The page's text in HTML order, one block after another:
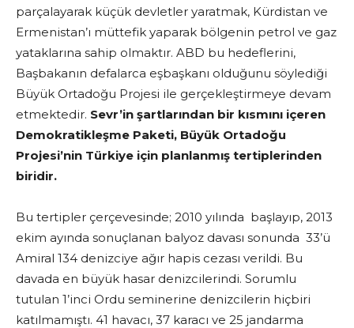
parçalayarak küçük devletler yaratmak, Kürdistan ve
Ermenistan’ı müttefik yaparak bölgenin petrol ve gaz
yataklarına sahip olmaktır. ABD bu hedeflerini,
Başbakanın defalarca eşbaşkanı olduğunu söylediği
Büyük Ortadoğu Projesi ile gerçekleştirmeye devam
etmektedir. Sevr’in şartlarından bir kısmını içeren
Demokratikleşme Paketi, Büyük Ortadoğu
Projesi’nin Türkiye için planlanmış tertiplerinden
biridir.
Bu tertipler çerçevesinde; 2010 yılında başlayıp, 2013
ekim ayında sonuçlanan balyoz davası sonunda 33’ü
Amiral 134 denizciye ağır hapis cezası verildi. Bu
davada en büyük hasar denizcilerindi. Sorumlu
tutulan 1’inci Ordu seminerine denizcilerin hiçbiri
katılmamıştı. 41 havacı, 37 karacı ve 25 jandarma